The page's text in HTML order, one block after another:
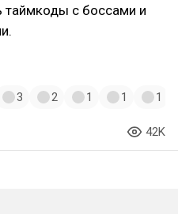
таймкоды с боссами и
3 2 1 1 1
42K